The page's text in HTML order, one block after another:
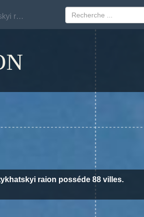
Piatykhatskyi raion
raion posséde 88 villes.
Piatykhatskyi raion